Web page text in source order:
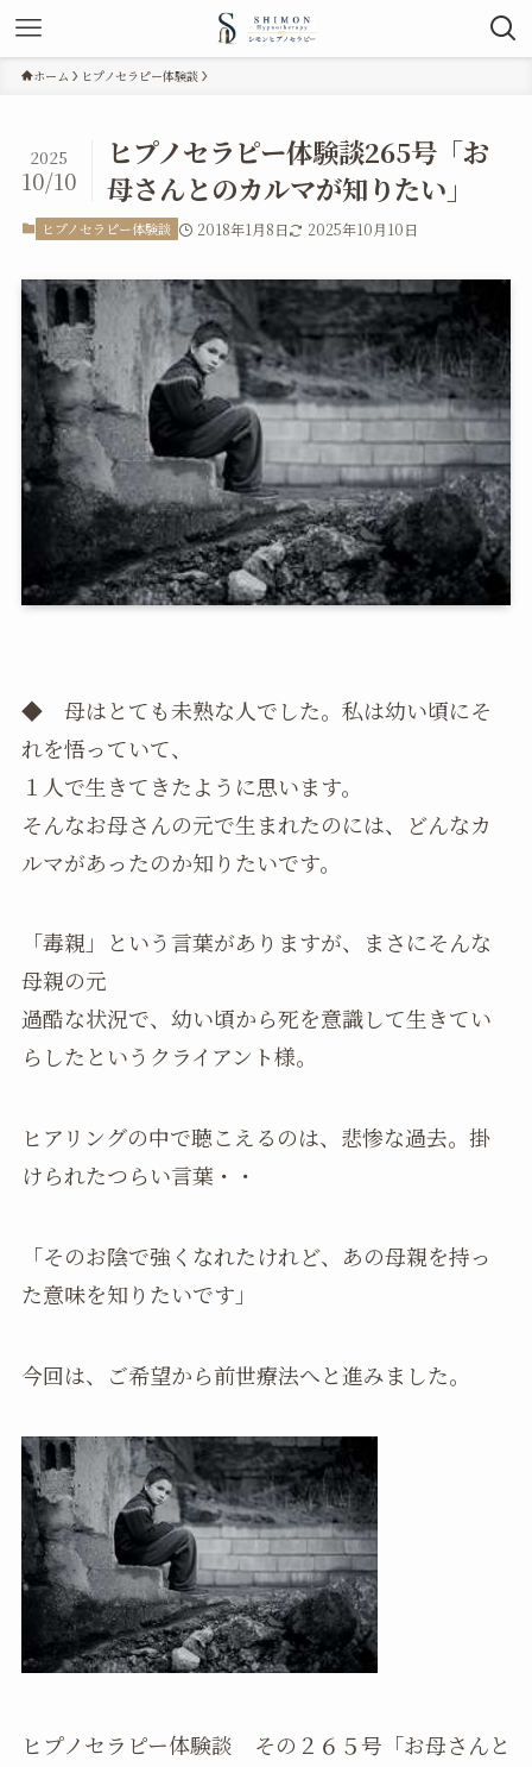
ホーム ヒプノセラピー体験談
ヒプノセラピー体験談265号「お
母さんとのカルマが知りたい」
2025
10/10
ヒプノセラピー体験談 2018年1月8日 2025年10月10日
◆ 母はとても未熟な人でした。私は幼い頃にそ
れを悟っていて、
１人で生きてきたように思います。
そんなお母さんの元で生まれたのには、どんなカ
ルマがあったのか知りたいです。
「毒親」という言葉がありますが、まさにそんな
母親の元
過酷な状況で、幼い頃から死を意識して生きてい
らしたというクライアント様。
ヒアリングの中で聴こえるのは、悲惨な過去。掛
けられたつらい言葉・・
「そのお陰で強くなれたけれど、あの母親を持っ
た意味を知りたいです」
今回は、ご希望から前世療法へと進みました。
ヒプノセラピー体験談 その２６５号「お母さんと